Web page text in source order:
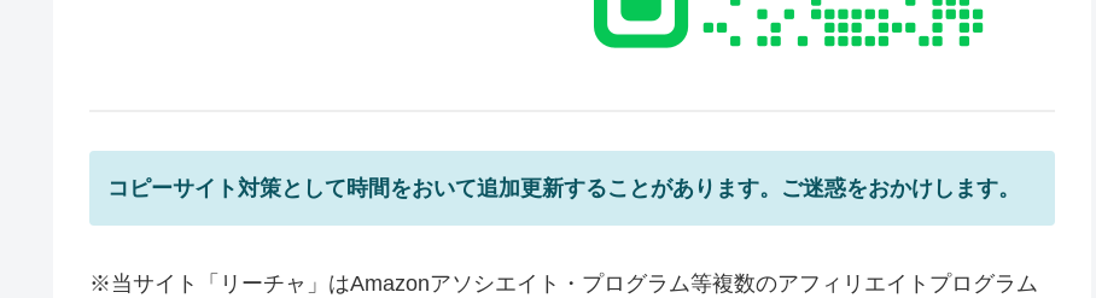
コピーサイト対策として時間をおいて追加更新することがあります。ご迷惑をおかけします。
※当サイト「リーチャ」はAmazonアソシエイト・プログラム等複数のアフィリエイトプログラム